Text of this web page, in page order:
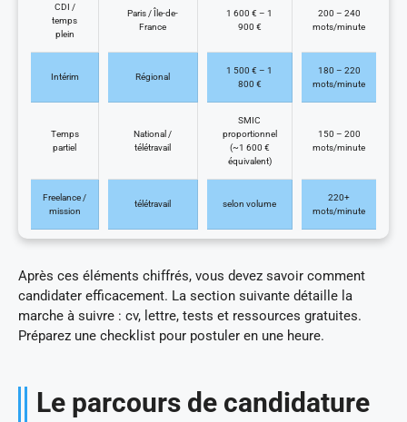
CDI /
temps
plein
Paris / Île-de-
France
1 600 € – 1
900 €
200 – 240
mots/minute
Intérim Régional
1 500 € – 1
800 €
180 – 220
mots/minute
Temps
partiel
National /
télétravail
SMIC
proportionnel
(~1 600 €
équivalent)
150 – 200
mots/minute
Freelance /
mission
télétravail selon volume
220+
mots/minute
Après ces éléments chiffrés, vous devez savoir comment
candidater efficacement. La section suivante détaille la
marche à suivre : cv, lettre, tests et ressources gratuites.
Préparez une checklist pour postuler en une heure.
Le parcours de candidature